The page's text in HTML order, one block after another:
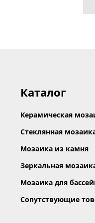
Каталог
Керамическая
Стеклянная
Мозаика из камня
Зеркальная
Мозаика для
Сопутствующие